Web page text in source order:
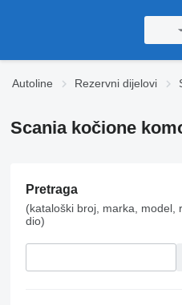
Autoline Rezervni dijelovi
Scania kočione
Pretraga
(kataloški broj, marka, model,
dio)